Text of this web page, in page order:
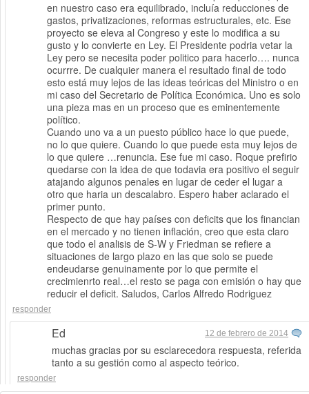
en nuestro caso era equilibrado, incluía reducciones de
gastos, privatizaciones, reformas estructurales, etc. Ese
proyecto se eleva al Congreso y este lo modifica a su
gusto y lo convierte en Ley. El Presidente podria vetar la
Ley pero se necesita poder politico para hacerlo…. nunca
ocurrre. De cualquier manera el resultado final de todo
esto está muy lejos de las ideas teóricas del Ministro o en
mi caso del Secretario de Política Económica. Uno es solo
una pieza mas en un proceso que es eminentemente
político.
Cuando uno va a un puesto público hace lo que puede,
no lo que quiere. Cuando lo que puede esta muy lejos de
lo que quiere …renuncia. Ese fue mi caso. Roque prefirio
quedarse con la idea de que todavia era positivo el seguir
atajando algunos penales en lugar de ceder el lugar a
otro que haria un descalabro. Espero haber aclarado el
primer punto.
Respecto de que hay países con deficits que los financian
en el mercado y no tienen inflación, creo que esta claro
que todo el analisis de S-W y Friedman se refiere a
situaciones de largo plazo en las que solo se puede
endeudarse genuinamente por lo que permite el
crecimienrto real…el resto se paga con emisión o hay que
reducir el deficit. Saludos, Carlos Alfredo Rodriguez
responder
Ed 12 de febrero de 2014
muchas gracias por su esclarecedora respuesta, referida
tanto a su gestión como al aspecto teórico.
responder